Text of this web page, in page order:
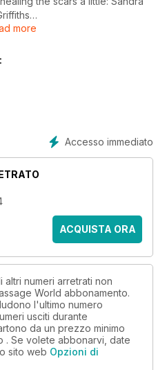
part six: Su Fox.
the Massage
more
Accesso immediato
ACQUISTA ORA
altri numeri arretrati non
World abbonamento.
l'ultimo numero
usciti durante
da un prezzo minimo
. Se volete abbonarvi, date
sito web Opzioni di